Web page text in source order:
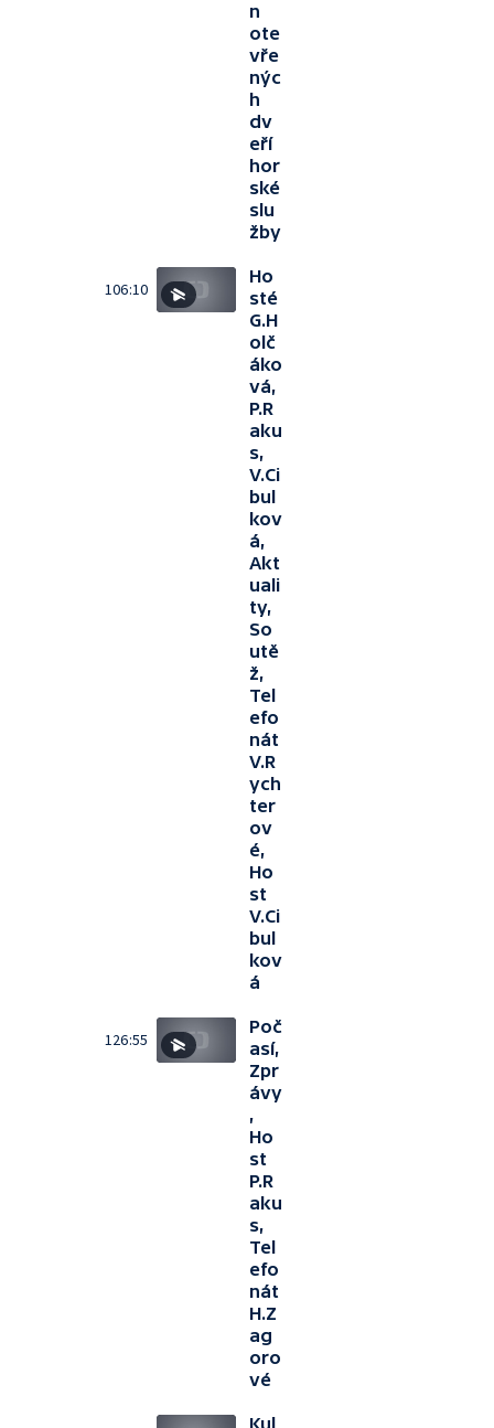
n
ote
vře
nýc
h
dv
eří
hor
ské
slu
žby
106:10
Ho
sté
G.H
olč
áko
vá,
P.R
aku
s,
V.Ci
bul
kov
á,
Akt
uali
ty,
So
utě
ž,
Tel
efo
nát
V.R
ych
ter
ov
é,
Ho
st
V.Ci
bul
kov
á
126:55
Poč
así,
Zpr
ávy
,
Ho
st
P.R
aku
s,
Tel
efo
nát
H.Z
ag
oro
vé
Kul